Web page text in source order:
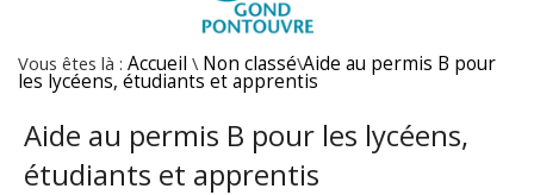
Vous êtes là : Accueil \ Non classé\Aide au permis B pour
les lycéens, étudiants et apprentis
Aide au permis B pour les lycéens,
étudiants et apprentis